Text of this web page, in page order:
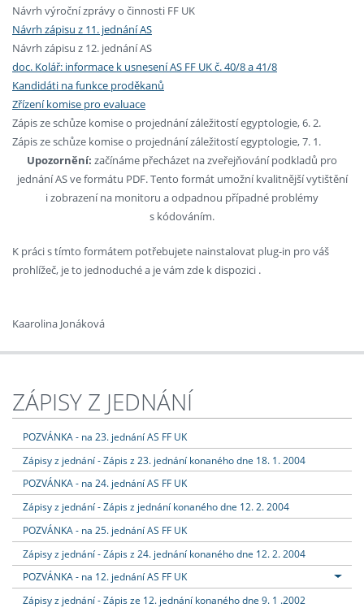
Návrh výroční zprávy o činnosti FF UK
Návrh zápisu z 11. jednání AS
Návrh zápisu z 12. jednání AS
doc. Kolář: informace k usnesení AS FF UK č. 40/8 a 41/8
Kandidáti na funkce proděkanů
Zřízení komise pro evaluace
Zápis ze schůze komise o projednání záležitostí egyptologie, 6. 2.
Zápis ze schůze komise o projednání záležitostí egyptologie, 7. 1.
Upozornění: začínáme přecházet na zveřejňování podkladů pro
jednání AS ve formátu PDF. Tento formát umožní kvalitnější vytištění
i zobrazení na monitoru a odpadnou případné problémy
s kódováním.
K práci s tímto formátem potřebujete nainstalovat plug-in pro váš
prohlížeč, je to jednoduché a je vám zde k dispozici .
Kaarolina Jonáková
ZÁPISY Z JEDNÁNÍ
POZVÁNKA - na 23. jednání AS FF UK
Zápisy z jednání - Zápis z 23. jednání konaného dne 18. 1. 2004
POZVÁNKA - na 24. jednání AS FF UK
Zápisy z jednání - Zápis z jednání konaného dne 12. 2. 2004
POZVÁNKA - na 25. jednání AS FF UK
Zápisy z jednání - Zápis z 24. jednání konaného dne 12. 2. 2004
POZVÁNKA - na 12. jednání AS FF UK
Zápisy z jednání - Zápis ze 12. jednání konaného dne 9. 1 .2002